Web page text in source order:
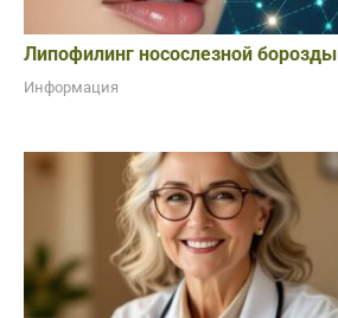
Липофилинг носослезной борозды
Информация